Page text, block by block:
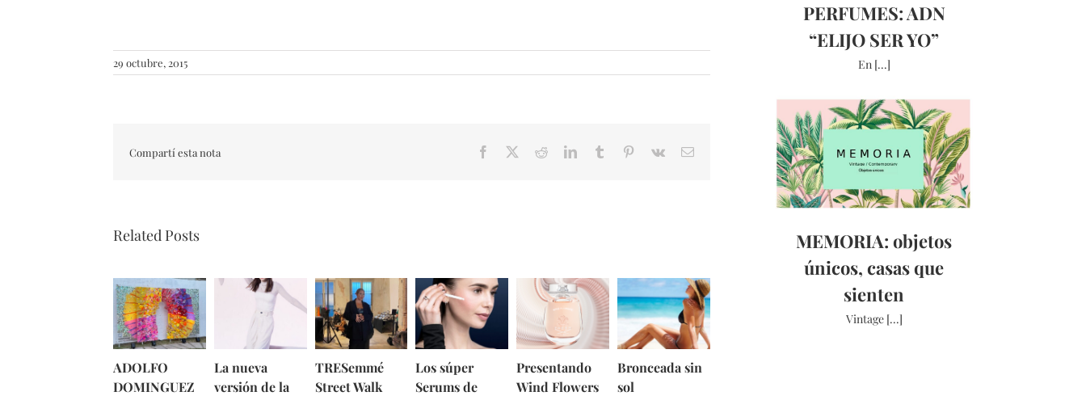
29 octubre, 2015
Compartí esta nota Facebook RedditLinkedInTumblr Pinterest
Vk Email
Related Posts
ADOLFO
DOMINGUEZ
La nueva
versión de la
TRESemmé
Street Walk
Los súper
Serums de
Presentando
Wind Flowers
Bronceada sin
sol
PERFUMES: ADN
“ELIJO SER YO”
En [...]
MEMORIA: objetos
únicos, casas que
sienten
Vintage [...]